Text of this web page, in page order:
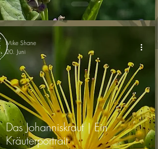
Das Johanniskraut | Ein
Kräuterportrait
Mike Shane
20. Juni